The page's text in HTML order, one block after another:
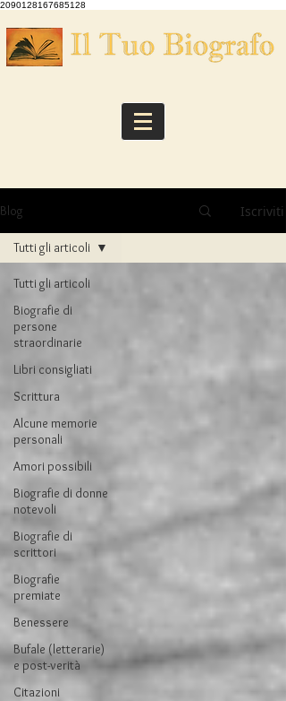
2090128167685128
Blog Iscriviti
Tutti gli articoli
Biografie di
persone
straordinarie
Libri consigliati
Scrittura
Alcune memorie
personali
Amori possibili
Biografie di donne
notevoli
Biografie di
scrittori
Biografie
premiate
Benessere
Bufale (letterarie)
e post-verità
Citazioni
Tutti gli articoli